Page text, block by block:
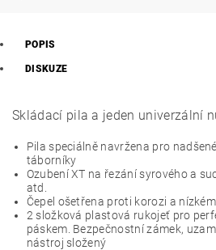
POPIS
DISKUZE
Skládací pila a jeden univerzální
Pila speciálně navržena pro
táborníky
Ozubení XT na řezání syrového a
atd.
Čepel ošetřena proti korozi a
2 složková plastová rukojeť pro
páskem. Bezpečnostní zámek,
nástroj složený